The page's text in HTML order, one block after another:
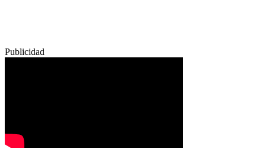
Publicidad